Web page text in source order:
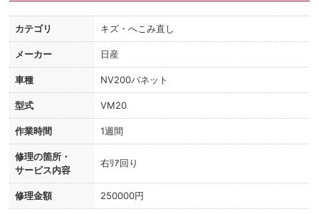
カテゴリ キズ・へこみ直し
メーカー 日産
車種 NV200バネット
型式 VM20
作業時間 1週間
修理の箇所・
サービス内容
右ﾘｱ回り
修理金額 250000円